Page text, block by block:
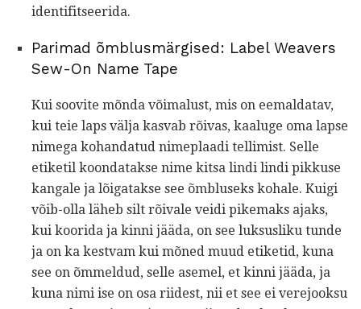
identifitseerida.
Parimad õmblusmärgised: Label Weavers
Sew-On Name Tape
Kui soovite mõnda võimalust, mis on eemaldatav,
kui teie laps välja kasvab rõivas, kaaluge oma lapse
nimega kohandatud nimeplaadi tellimist. Selle
etiketil koondatakse nime kitsa lindi lindi pikkuse
kangale ja lõigatakse see õmbluseks kohale. Kuigi
võib-olla läheb silt rõivale veidi pikemaks ajaks,
kui koorida ja kinni jääda, on see luksusliku tunde
ja on ka kestvam kui mõned muud etiketid, kuna
see on õmmeldud, selle asemel, et kinni jääda, ja
kuna nimi ise on osa riidest, nii et see ei verejooksu